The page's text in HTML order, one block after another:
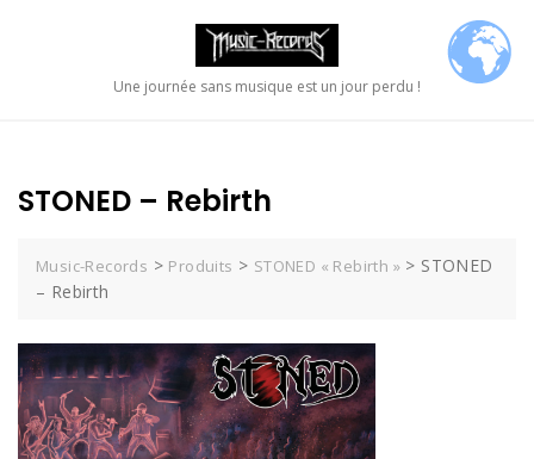
Une journée sans musique est un jour perdu !
STONED – Rebirth
Music-Records > Produits > STONED « Rebirth » > STONED
– Rebirth